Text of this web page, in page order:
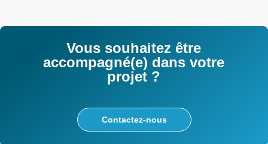
Vous souhaitez être
accompagné(e) dans votre
projet ?
Contactez-nous